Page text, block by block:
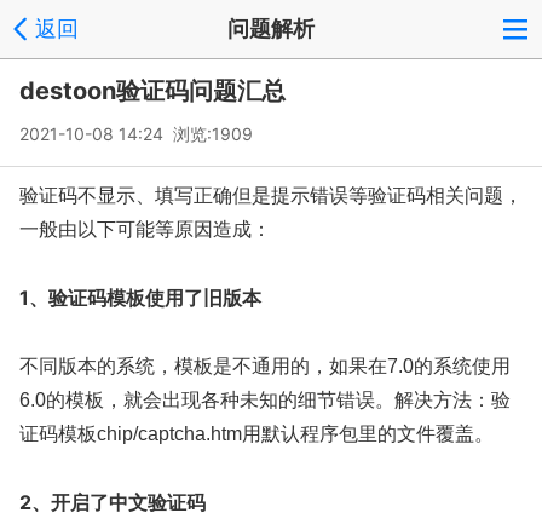
返回 问题解析
destoon验证码问题汇总
2021-10-08 14:24 浏览:1909
验证码不显示、填写正确但是提示错误等验证码相关问题，
一般由以下可能等原因造成：
1、验证码模板使用了旧版本
不同版本的系统，模板是不通用的，如果在7.0的系统使用
6.0的模板，就会出现各种未知的细节错误。解决方法：验
证码模板chip/captcha.htm用默认程序包里的文件覆盖。
2、开启了中文验证码